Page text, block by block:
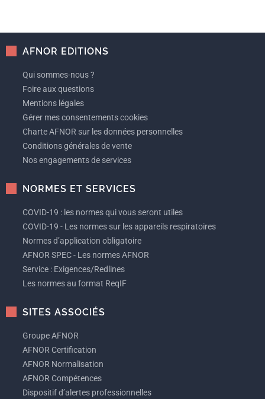
AFNOR EDITIONS
Qui sommes-nous ?
Foire aux questions
Mentions légales
Gérer mes consentements cookies
Charte AFNOR sur les données personnelles
Conditions générales de vente
Nos engagements de services
NORMES ET SERVICES
COVID-19 : les normes qui vous seront utiles
COVID-19 - Les normes sur les appareils respiratoires
Normes d’application obligatoire
AFNOR SPEC - Les normes AFNOR
Service : Exigences/Redlines
Les normes au format ReqIF
SITES ASSOCIÉS
Groupe AFNOR
AFNOR Certification
AFNOR Normalisation
AFNOR Compétences
Dispositif d’alertes professionnelles